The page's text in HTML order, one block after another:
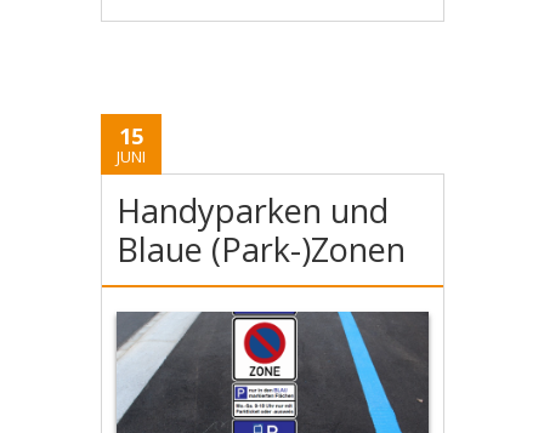
15
JUNI
Handyparken und
Blaue (Park-)Zonen